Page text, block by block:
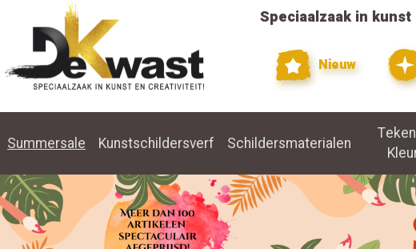
Speciaalzaak in
Nieuw
Summersale Kunstschildersverf Schildersmaterialen